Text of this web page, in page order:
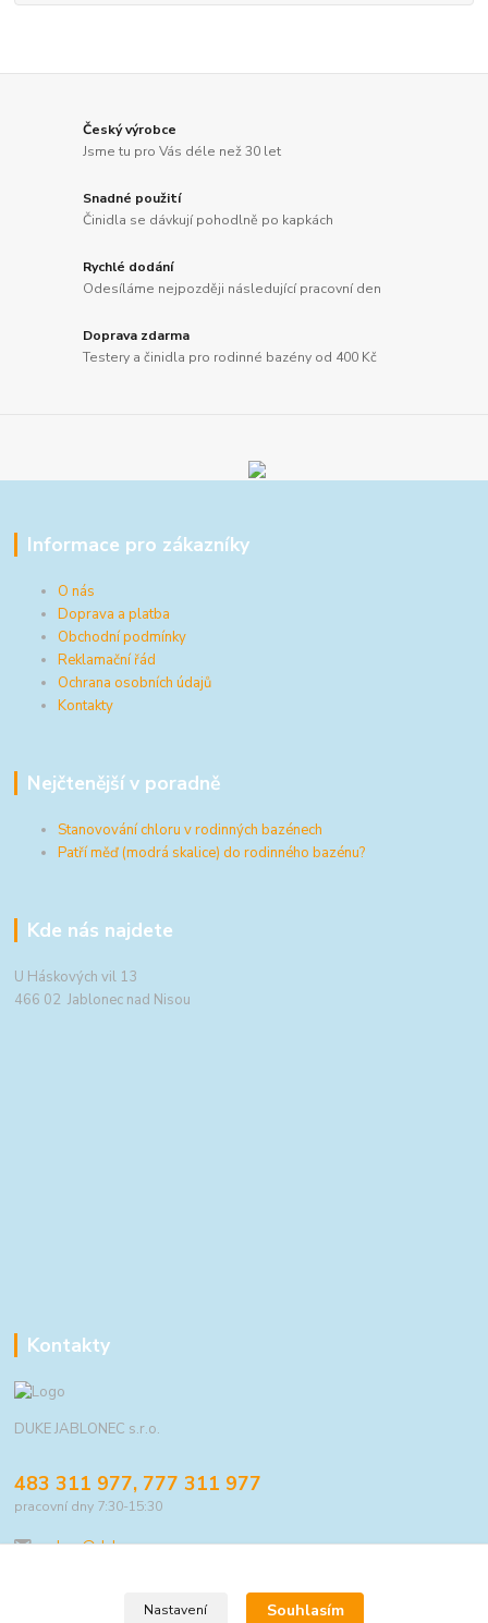
Český výrobce
Jsme tu pro Vás déle než 30 let
Snadné použití
Činidla se dávkují pohodlně po kapkách
Rychlé dodání
Odesíláme nejpozději následující pracovní den
Doprava zdarma
Testery a činidla pro rodinné bazény od 400 Kč
Informace pro zákazníky
O nás
Doprava a platba
Obchodní podmínky
Reklamační řád
Ochrana osobních údajů
Kontakty
Nejčtenější v poradně
Stanovování chloru v rodinných bazénech
Patří měď (modrá skalice) do rodinného bazénu?
Kde nás najdete
U Háskových vil 13
466 02 Jablonec nad Nisou
Kontakty
DUKE JABLONEC s.r.o.
483 311 977, 777 311 977
pracovní dny 7:30-15:30
eshop@duke.cz
Nastavení Souhlasím